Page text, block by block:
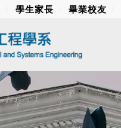
學生家長 畢業校友